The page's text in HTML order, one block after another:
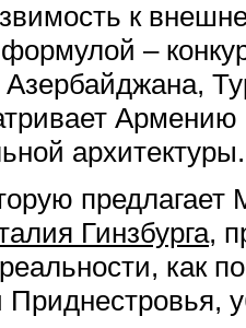
к
–
Армению
архитектуры.
предлагает
Гинзбурга,
как
Приднестровья,